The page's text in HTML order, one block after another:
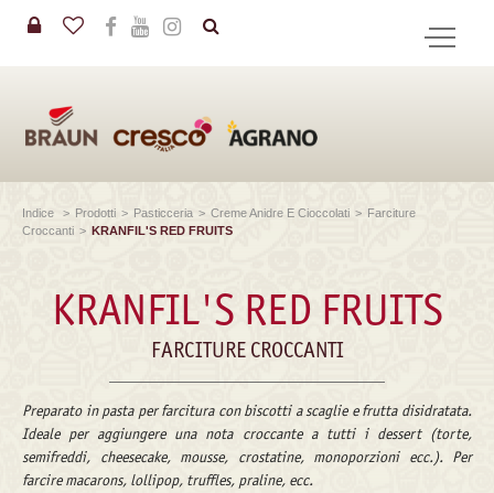
Indice > Prodotti > Pasticceria > Creme Anidre E Cioccolati > Farciture
Croccanti > KRANFIL'S RED FRUITS
KRANFIL'S RED FRUITS
FARCITURE CROCCANTI
Preparato in pasta per farcitura con biscotti a scaglie e frutta disidratata.
Ideale per aggiungere una nota croccante a tutti i dessert (torte,
semifreddi, cheesecake, mousse, crostatine, monoporzioni ecc.). Per
farcire macarons, lollipop, truffles, praline, ecc.